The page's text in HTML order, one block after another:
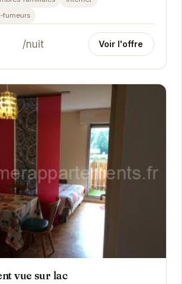
fumeurs
/nuit Voir l'offre
vue sur lac